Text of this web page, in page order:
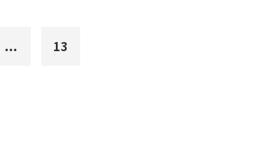
... 13